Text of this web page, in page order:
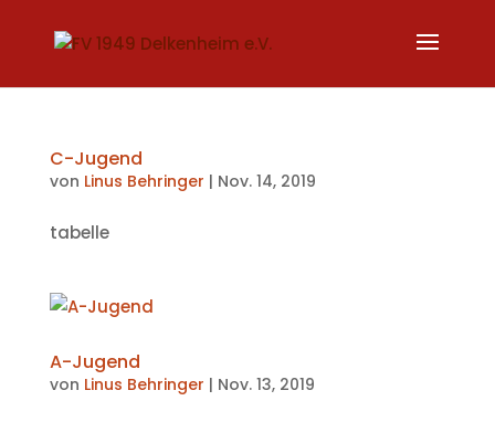
C-Jugend
von Linus Behringer | Nov. 14, 2019
tabelle
A-Jugend
von Linus Behringer | Nov. 13, 2019